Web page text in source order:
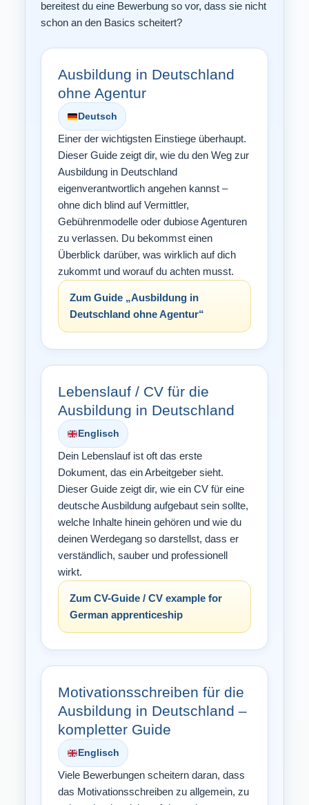
bereitest du eine Bewerbung so vor, dass sie nicht
schon an den Basics scheitert?
Ausbildung in Deutschland
ohne Agentur
Deutsch
Einer der wichtigsten Einstiege überhaupt.
Dieser Guide zeigt dir, wie du den Weg zur
Ausbildung in Deutschland
eigenverantwortlich angehen kannst –
ohne dich blind auf Vermittler,
Gebührenmodelle oder dubiose Agenturen
zu verlassen. Du bekommst einen
Überblick darüber, was wirklich auf dich
zukommt und worauf du achten musst.
Zum Guide „Ausbildung in
Deutschland ohne Agentur“
Lebenslauf / CV für die
Ausbildung in Deutschland
Englisch
Dein Lebenslauf ist oft das erste
Dokument, das ein Arbeitgeber sieht.
Dieser Guide zeigt dir, wie ein CV für eine
deutsche Ausbildung aufgebaut sein sollte,
welche Inhalte hinein gehören und wie du
deinen Werdegang so darstellst, dass er
verständlich, sauber und professionell
wirkt.
Zum CV-Guide / CV example for
German apprenticeship
Motivationsschreiben für die
Ausbildung in Deutschland –
kompletter Guide
Englisch
Viele Bewerbungen scheitern daran, dass
das Motivationsschreiben zu allgemein, zu